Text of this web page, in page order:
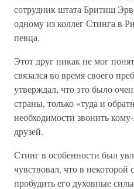
сотрудник штата Бритиш
одному из коллег Стинга в
певца.
Этот друг никак не мог
связался во время своего
утверждал, что это было
страны, только «туда и
необходимости звонить
друзей.
Стинг в особенности был
чувствовал, что в некоторой
пробудить его духовные